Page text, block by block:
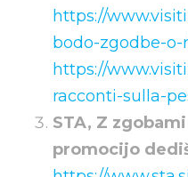
https://
bodo-zgodbe-o-
https://
racconti-sulla-
STA, Z
promocijo